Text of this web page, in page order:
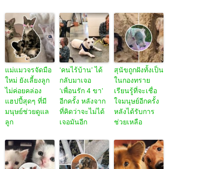
แม่แมวจรจัดมือ
ใหม่ ยังเลี้ยงลูก
ไม่ค่อยคล่อง
แฮปปี้สุดๆ ที่มี
มนุษย์ช่วยดูแล
ลูก
‘คนไร้บ้าน’ ได้
กลับมาเจอ
‘เพื่อนรัก 4 ขา’
อีกครั้ง หลังจาก
ที่คิดว่าจะไม่ได้
เจอมันอีก
สุนัขถูกฝังทั้งเป็น
ในกองทราย
เรียนรู้ที่จะเชื่อ
ใจมนุษย์อีกครั้ง
หลังได้รับการ
ช่วยเหลือ